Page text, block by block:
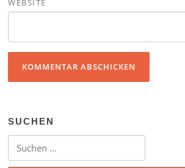
WEBSITE
SUCHEN
Suchen nach: